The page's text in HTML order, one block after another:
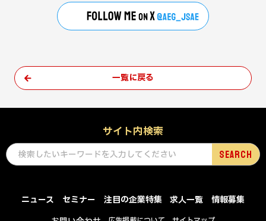
一覧に戻る
サイト内検索
ニュース セミナー 注目の企業特集 求人一覧
情報募集